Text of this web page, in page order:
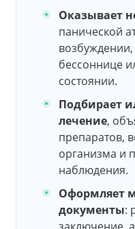
Оказывает
панической
возбуждении,
бессоннице
состоянии.
Подбирает
лечение,
препаратов,
организма и
наблюдения.
Оформляет
документы:
заключение,